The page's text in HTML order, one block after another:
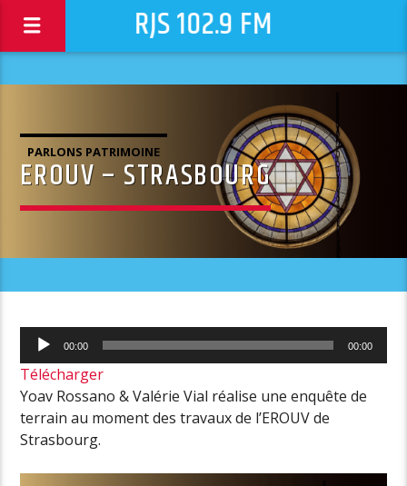
RJS 102.9 FM
PARLONS PATRIMOINE
EROUV – STRASBOURG
Lecteur
audio
00:00 00:00
Télécharger
Yoav Rossano & Valérie Vial réalise une enquête de
terrain au moment des travaux de l’EROUV de
Strasbourg.